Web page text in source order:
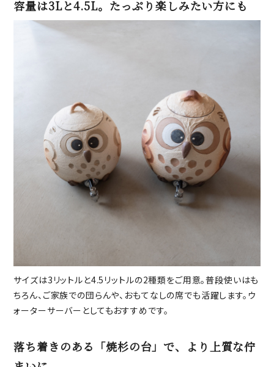
容量は3Lと4.5L。たっぷり楽しみたい方にも
サイズは3リットルと4.5リットルの2種類をご用意。普段使いはも
ちろん、ご家族での団らんや、おもてなしの席でも活躍します。ウ
ォーターサーバーとしてもおすすめです。
落ち着きのある「焼杉の台」で、より上質な佇